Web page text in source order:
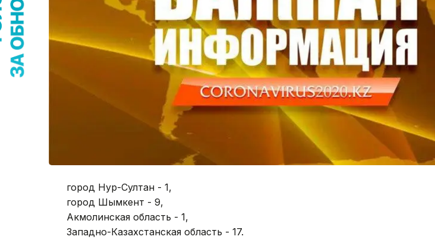
город Нур-Султан - 1,
город Шымкент - 9,
Акмолинская область - 1,
Западно-Казахстанская область - 17.